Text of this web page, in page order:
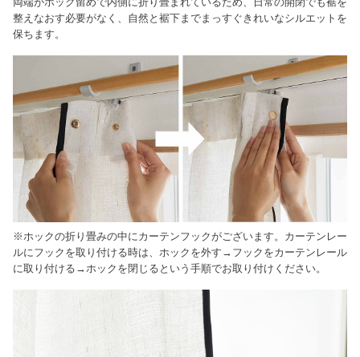
整えなおす必要がなく、自然と裾下までまっすぐきれいなシルエットを
保ちます。
※ホックの折り畳みの中にカーテンフックがございます。カーテンレー
ルにフックを取り付ける時は、ホックを外す→フックをカーテンレール
に取り付ける→ホックを閉じるという手順でお取り付けください。